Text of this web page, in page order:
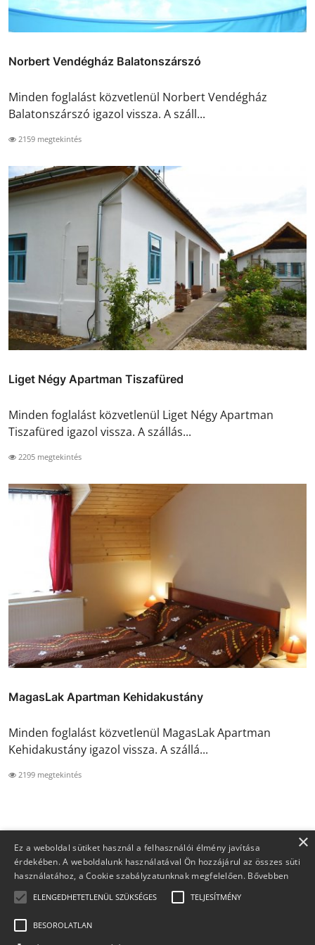
Norbert Vendégház Balatonszárszó
Minden foglalást közvetlenül Norbert Vendégház
Balatonszárszó igazol vissza. A száll...
2159 megtekintés
Liget Négy Apartman Tiszafüred
Minden foglalást közvetlenül Liget Négy Apartman
Tiszafüred igazol vissza. A szállás...
2205 megtekintés
MagasLak Apartman Kehidakustány
Minden foglalást közvetlenül MagasLak Apartman
Kehidakustány igazol vissza. A szállá...
2199 megtekintés
Copyright 2026 Foglaljma.hu - Minden jog fenntartva.
×
Ez a weboldal sütiket használ a felhasználói élmény javítása
érdekében. A weboldalunk használatával Ön hozzájárul az összes süti
használatához, a Cookie szabályzatunknak megfelelően. Bővebben
ELENGEDHETETLENÜL SZÜKSÉGES TELJESÍTMÉNY
BESOROLATLAN